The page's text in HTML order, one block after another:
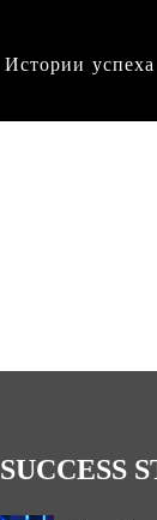
Истории успеха
SUCCESS